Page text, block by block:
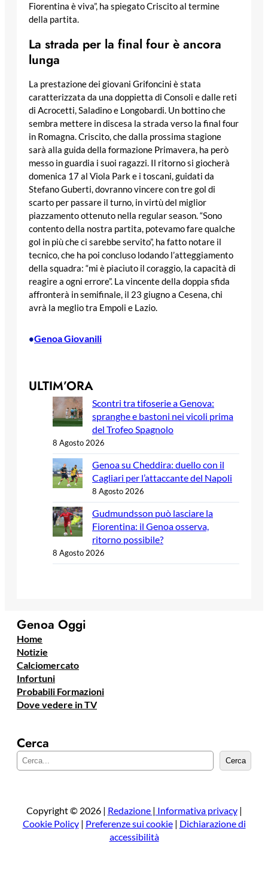
Fiorentina è viva”, ha spiegato Criscito al termine
della partita.
La strada per la final four è ancora
lunga
La prestazione dei giovani Grifoncini è stata
caratterizzata da una doppietta di Consoli e dalle reti
di Acrocetti, Saladino e Longobardi. Un bottino che
sembra mettere in discesa la strada verso la final four
in Romagna. Criscito, che dalla prossima stagione
sarà alla guida della formazione Primavera, ha però
messo in guardia i suoi ragazzi. Il ritorno si giocherà
domenica 17 al Viola Park e i toscani, guidati da
Stefano Guberti, dovranno vincere con tre gol di
scarto per passare il turno, in virtù del miglior
piazzamento ottenuto nella regular season. “Sono
contento della nostra partita, potevamo fare qualche
gol in più che ci sarebbe servito”, ha fatto notare il
tecnico, che ha poi concluso lodando l’atteggiamento
della squadra: “mi è piaciuto il coraggio, la capacità di
reagire a ogni errore”. La vincente della doppia sfida
affronterà in semifinale, il 23 giugno a Cesena, chi
avrà la meglio tra Empoli e Lazio.
•Genoa Giovanili
ULTIM’ORA
Scontri tra tifoserie a Genova:
spranghe e bastoni nei vicoli prima
del Trofeo Spagnolo
8 Agosto 2026
Genoa su Cheddira: duello con il
Cagliari per l’attaccante del Napoli
8 Agosto 2026
Gudmundsson può lasciare la
Fiorentina: il Genoa osserva,
ritorno possibile?
8 Agosto 2026
Genoa Oggi
Home
Notizie
Calciomercato
Infortuni
Probabili Formazioni
Dove vedere in TV
Cerca
e
a
Cerca
Copyright © 2026 | Redazione | Informativa privacy|
Cookie Policy| Preferenze sui cookie| Dichiarazione di
accessibilità